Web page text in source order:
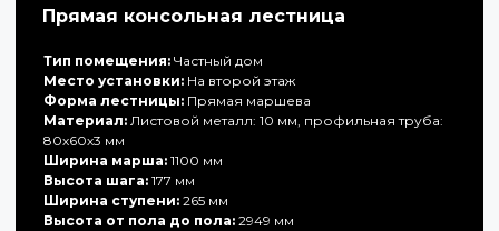
Прямая консольная лестница
Тип помещения: Частный дом
Место установки: На второй этаж
Форма лестницы: Прямая маршева
Материал: Листовой металл: 10 мм, профильная труба:
80х60х3 мм
Ширина марша: 1100 мм
Высота шага: 177 мм
Ширина ступени: 265 мм
Высота от пола до пола: 2949 мм